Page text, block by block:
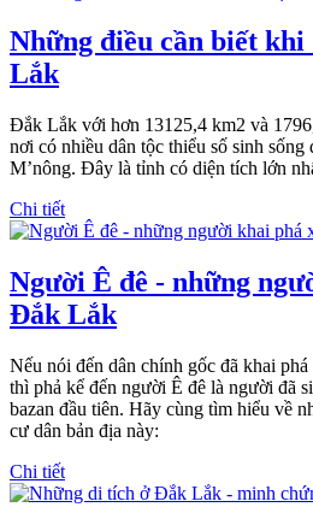
Những điều cần biết
Lắk
Đắk Lắk với hơn 13125,4 km2 và
nơi có nhiều dân tộc thiểu số sinh
M’nông. Đây là tỉnh có diện tích lớn
Chi tiết
Người Ê đê - những
Đắk Lắk
Nếu nói đến dân chính gốc đã khai
thì phả kể đến người Ê đê là người đã
bazan đầu tiên. Hãy cùng tìm hiểu về
cư dân bản địa này:
Chi tiết